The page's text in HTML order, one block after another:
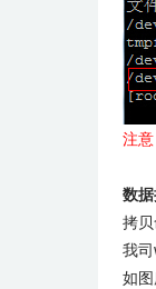
注
数
拷
我
如